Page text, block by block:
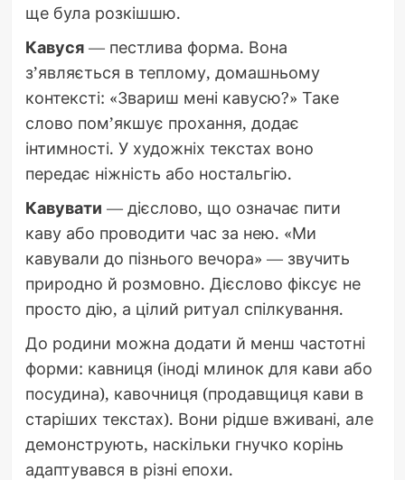
ще була розкішшю.
Кавуся— пестлива форма. Вона
з’являється в теплому, домашньому
контексті: «Звариш мені кавусю?» Таке
слово пом’якшує прохання, додає
інтимності. У художніх текстах воно
передає ніжність або ностальгію.
Кавувати — дієслово, що означає пити
каву або проводити час за нею. «Ми
кавували до пізнього вечора» — звучить
природно й розмовно. Дієслово фіксує не
просто дію, а цілий ритуал спілкування.
До родини можна додати й менш частотні
форми: кавниця (іноді млинок для кави або
посудина), кавочниця (продавщиця кави в
старіших текстах). Вони рідше вживані, але
демонструють, наскільки гнучко корінь
адаптувався в різні епохи.